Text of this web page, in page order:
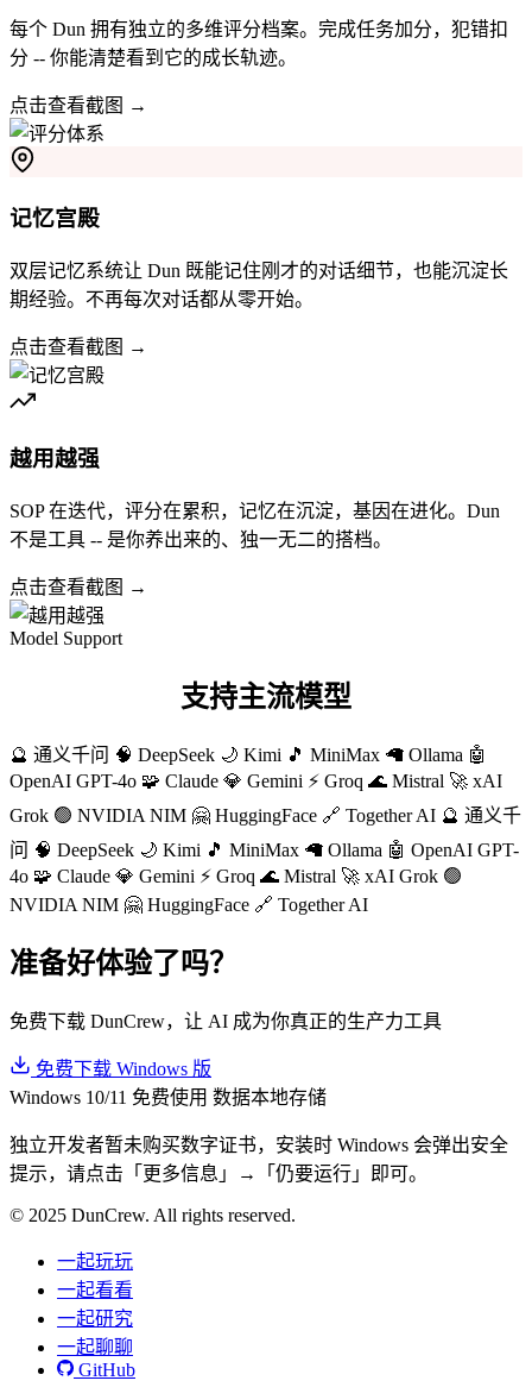
每个 Dun 拥有独立的多维评分档案。完成任务加分，犯错扣
分 -- 你能清楚看到它的成长轨迹。
点击查看截图 →
记忆宫殿
双层记忆系统让 Dun 既能记住刚才的对话细节，也能沉淀长
期经验。不再每次对话都从零开始。
点击查看截图 →
越用越强
SOP 在迭代，评分在累积，记忆在沉淀，基因在进化。Dun
不是工具 -- 是你养出来的、独一无二的搭档。
点击查看截图 →
Model Support
支持主流模型
🔮 通义千问 🧠 DeepSeek 🌙 Kimi 🎵 MiniMax 🦙 Ollama 🤖
OpenAI GPT-4o 🧩 Claude 💎 Gemini ⚡ Groq 🌊 Mistral 🚀 xAI
Grok 🟢 NVIDIA NIM 🤗 HuggingFace 🔗 Together AI 🔮 通义千
问 🧠 DeepSeek 🌙 Kimi 🎵 MiniMax 🦙 Ollama 🤖 OpenAI GPT-
4o 🧩 Claude 💎 Gemini ⚡ Groq 🌊 Mistral 🚀 xAI Grok 🟢
NVIDIA NIM 🤗 HuggingFace 🔗 Together AI
准备好体验了吗？
免费下载 DunCrew，让 AI 成为你真正的生产力工具
免费下载 Windows 版
Windows 10/11 免费使用 数据本地存储
独立开发者暂未购买数字证书，安装时 Windows 会弹出安全
提示，请点击「更多信息」→「仍要运行」即可。
© 2025 DunCrew. All rights reserved.
一起玩玩
一起看看
一起研究
一起聊聊
GitHub